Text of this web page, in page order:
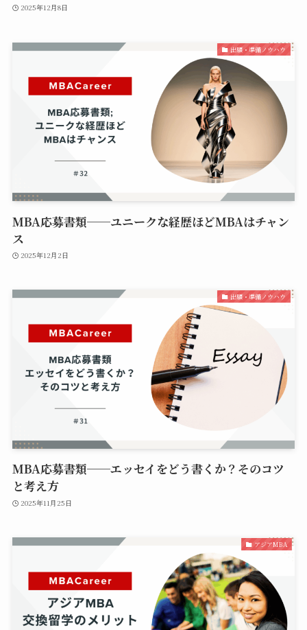
2025年12月8日
出願・準備ノウハウ
MBA応募書類──ユニークな経歴ほどMBAはチャン
ス
2025年12月2日
出願・準備ノウハウ
MBA応募書類──エッセイをどう書くか？そのコツ
と考え方
2025年11月25日
アジアMBA